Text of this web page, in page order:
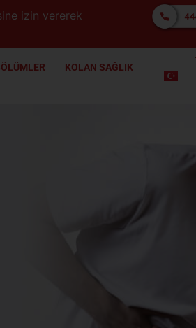
izin vererek
KOLAN SAĞLIK